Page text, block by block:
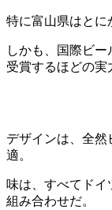
特に富山県はとに
しかも、国際ビ
受賞するほどの実
デザインは、全
適。
味は、すべてドイ
組み合わせだ。